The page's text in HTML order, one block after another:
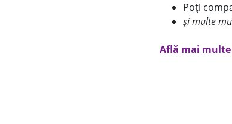
Poți
și multe
Află mai